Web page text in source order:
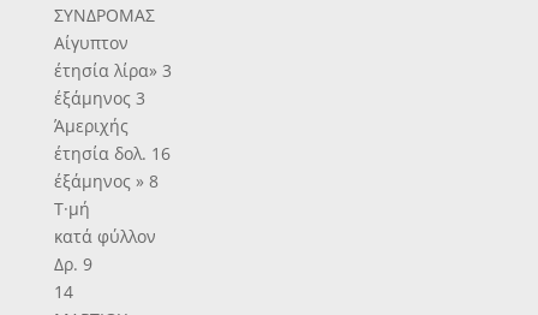
ΣΥΝΔΡΟΜΑΣ
Αίγυπτον
έτησία λίρα» 3
έξάμηνος 3
Άμεριχής
έτησία δολ. 16
έξάμηνος » 8
Τ·μή
κατά φύλλον
Δρ. 9
14